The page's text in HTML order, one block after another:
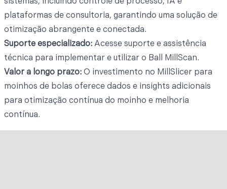
plataformas de consultoria, garantindo uma solução de
otimização abrangente e conectada.
Suporte especializado: Acesse suporte e assistência
técnica para implementar e utilizar o Ball MillScan.
Valor a longo prazo: O investimento no MillSlicer para
moinhos de bolas oferece dados e insights adicionais
para otimização contínua do moinho e melhoria
contínua.